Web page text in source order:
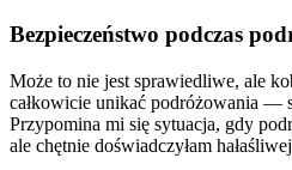
Bezpieczeństwo podczas
Może to nie jest sprawiedliwe, ale
całkowicie unikać podróżowania —
Przypomina mi się sytuacja, gdy
ale chętnie doświadczyłam